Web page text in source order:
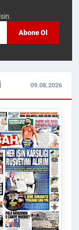
Abone Ol
09.08.2026